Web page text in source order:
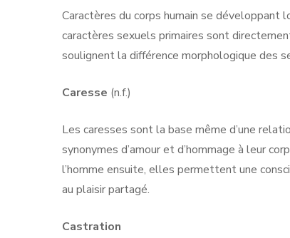
Caractères du corps humain se
caractères sexuels primaires sont
soulignent la différence morphologique des
Caresse (n.f.)
Les caresses sont la base même d’une
synonymes d’amour et d’hommage à leur
l’homme ensuite, elles permettent une
au plaisir partagé.
Castration